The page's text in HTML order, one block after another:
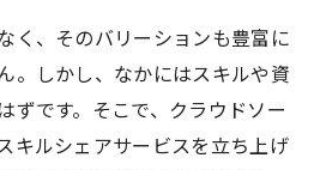
く、そのバリーションも豊富に
。しかし、なかにはスキルや資
ずです。そこで、クラウドソー
キルシェアサービスを立ち上げ